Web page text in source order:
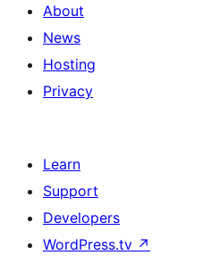
About
News
Hosting
Privacy
Learn
Support
Developers
WordPress.tv ↗